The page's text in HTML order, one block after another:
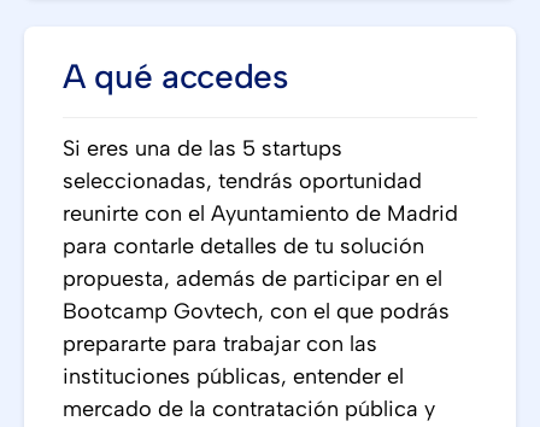
A qué accedes
Si eres una de las 5 startups
seleccionadas, tendrás oportunidad
reunirte con el Ayuntamiento de Madrid
para contarle detalles de tu solución
propuesta, además de participar en el
Bootcamp Govtech, con el que podrás
prepararte para trabajar con las
instituciones públicas, entender el
mercado de la contratación pública y